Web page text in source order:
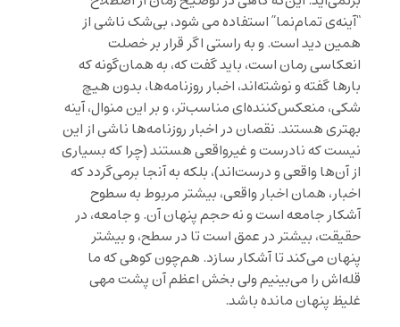
“آینه‌ی تمام‌نما” استفاده می شود، بی‌شک ناشی از
همین دید است. و به راستی اگر قرار بر خصلت
انعکاسی رمان است، باید گفت که، به همان‌گونه که
بارها گفته و نوشته‌اند، اخبار روزنامه‌ها، بدون هیچ
شکی، منعکس‌کننده‌ای مناسب‌تر، و بر این منوال، آینه
بهتری هستند. نقصان در اخبار روزنامه‌ها ناشی از این
نیست که نادرست و غیرواقعی هستند (چرا که بسیاری
از آن‌ها واقعی و درست‌اند)، بلکه به آنجا برمی‌گردد که
اخبار، همان اخبار واقعی، بیشتر مربوط به سطوح
آشکار جامعه است و نه حجم پنهان آن. و جامعه، در
حقیقت، بیشتر در عمق است تا در سطح، و بیشتر
پنهان می‌کند تا آشکار سازد. هم‌چون کوهی که ما
قله‌اش را می‌بینیم ولی بخش اعظم آن پشت مهی
غلیظ پنهان مانده باشد.